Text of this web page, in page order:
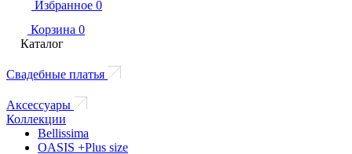
Избранное 0
Корзина 0
Каталог
Свадебные платья
Аксессуары
Коллекции
Bellissima
OASIS +Plus size